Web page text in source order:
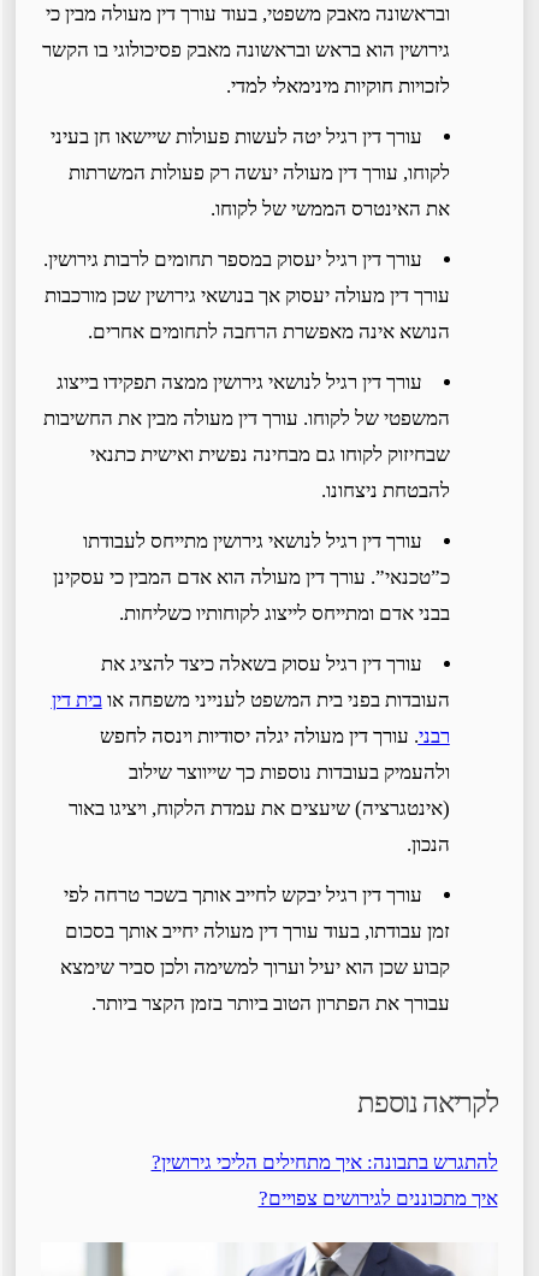
ובראשונה מאבק משפטי, בעוד עורך דין מעולה מבין כי
גירושין הוא בראש ובראשונה מאבק פסיכולוגי בו הקשר
לזכויות חוקיות מינימאלי למדי.
עורך דין רגיל יטה לעשות פעולות שיישאו חן בעיני
לקוחו, עורך דין מעולה יעשה רק פעולות המשרתות
את האינטרס הממשי של לקוחו.
עורך דין רגיל יעסוק במספר תחומים לרבות גירושין.
עורך דין מעולה יעסוק אך בנושאי גירושין שכן מורכבות
הנושא אינה מאפשרת הרחבה לתחומים אחרים.
עורך דין רגיל לנושאי גירושין ממצה תפקידו בייצוג
המשפטי של לקוחו. עורך דין מעולה מבין את החשיבות
שבחיזוק לקוחו גם מבחינה נפשית ואישית כתנאי
להבטחת ניצחונו.
עורך דין רגיל לנושאי גירושין מתייחס לעבודתו
כ”טכנאי”. עורך דין מעולה הוא אדם המבין כי עסקינן
בבני אדם ומתייחס לייצוג לקוחותיו כשליחות.
עורך דין רגיל עסוק בשאלה כיצד להציג את
העובדות בפני בית המשפט לענייני משפחה אובית דין
רבני. עורך דין מעולה יגלה יסודיות וינסה לחפש
ולהעמיק בעובדות נוספות כך שייווצר שילוב
(אינטגרציה) שיעצים את עמדת הלקוח, ויציגו באור
הנכון.
עורך דין רגיל יבקש לחייב אותך בשכר טרחה לפי
זמן עבודתו, בעוד עורך דין מעולה יחייב אותך בסכום
קבוע שכן הוא יעיל וערוך למשימה ולכן סביר שימצא
עבורך את הפתרון הטוב ביותר בזמן הקצר ביותר.
לקריאה נוספת
להתגרש בתבונה: איך מתחילים הליכי גירושין?
איך מתכוננים לגירושים צפויים?